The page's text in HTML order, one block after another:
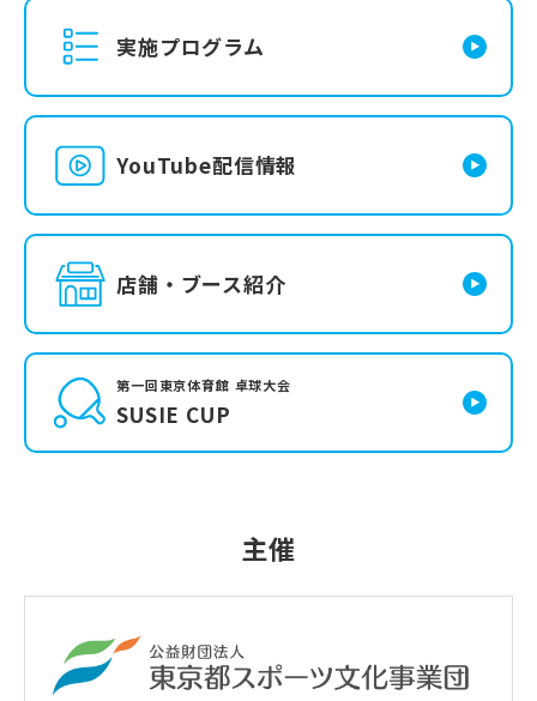
実施プログラム
YouTube配信情報
店舗・ブース紹介
第一回東京体育館 卓球大会
SUSIE CUP
主催